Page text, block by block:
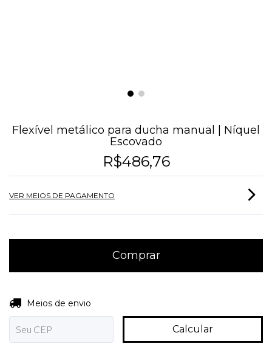
Flexível metálico para ducha manual | Níquel
Escovado
R$486,76
VER MEIOS DE PAGAMENTO
Entregas para o CEP:
Meios de envio
Calcular